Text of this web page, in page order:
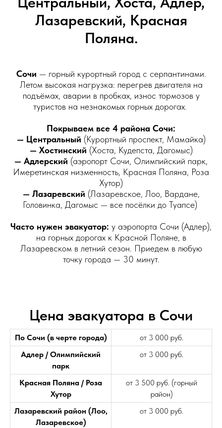
Лазаревский, Красная
Поляна.
Сочи — горный курортный город с серпантинами.
Летом высокая нагрузка: перегрев двигателя на
подъёмах, аварии в пробках, износ тормозов у
туристов на незнакомых горных дорогах.
Покрываем все 4 района Сочи:
— Центральный (Курортный проспект, Мамайка)
— Хостинский (Хоста, Кудепста, Дагомыс)
— Адлерский (аэропорт Сочи, Олимпийский парк,
Имеретинская низменность, Красная Поляна, Роза
Хутор)
— Лазаревский (Лазаревское, Лоо, Вардане,
Головинка, Дагомыс — все посёлки до Туапсе)
Часто нужен эвакуатор: у аэропорта Сочи (Адлер),
на горных дорогах к Красной Поляне, в
Лазаревском в летний сезон. Приедем в любую
точку города — 30 минут.
Цена эвакуатора в Сочи
По Сочи (в черте города)
от 3 000 руб.
Адлер / Олимпийский
парк
от 3 000 руб.
Красная Поляна / Роза
Хутор
от 3 500 руб. (горный
район)
Лазаревский район (Лоо,
Лазаревское)
от 3 000 руб.